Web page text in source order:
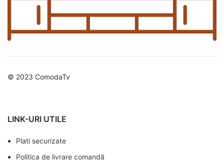
© 2023 ComodaTv
LINK-URI UTILE
Plati securizate
Politica de livrare comandă